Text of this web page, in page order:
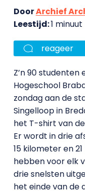
DoorArchief
Leestijd:1 minuut
reageer
Z’n 90
Hogeschool
zondag aan de
Singelloop in
het T-shirt van de
Er wordt in drie
15 kilometer en
hebben voor elk
drie snelsten
het einde van de